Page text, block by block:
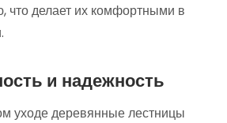
что делает их комфортными в
и надежность
уходе деревянные лестницы